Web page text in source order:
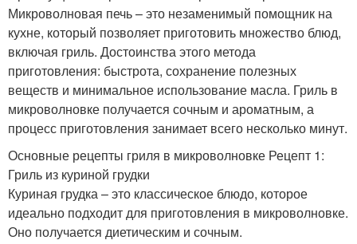
Микроволновая печь – это незаменимый помощник на
кухне, который позволяет приготовить множество блюд,
включая гриль. Достоинства этого метода
приготовления: быстрота, сохранение полезных
веществ и минимальное использование масла. Гриль в
микроволновке получается сочным и ароматным, а
процесс приготовления занимает всего несколько минут.
Основные рецепты гриля в микроволновке Рецепт 1:
Гриль из куриной грудки
Куриная грудка – это классическое блюдо, которое
идеально подходит для приготовления в микроволновке.
Оно получается диетическим и сочным.